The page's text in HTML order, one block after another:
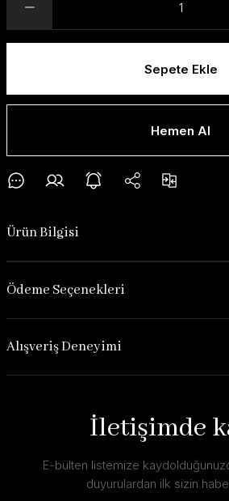
Sepete Ekle
Hemen Al
Ürün Bilgisi
Ödeme Seçenekleri
Alışveriş Deneyimi
İletişimde
E-bülten listemize
duyurulardan ilk sizin